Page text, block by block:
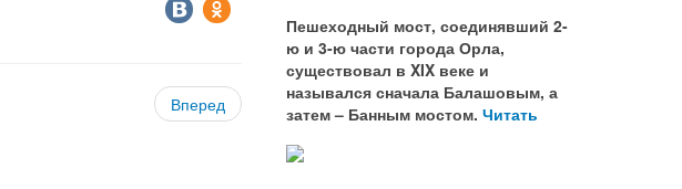
Вперед
Пешеходный мост, соединявший 2-
ю и 3-ю части города Орла,
существовал в XIX веке и
назывался сначала Балашовым, а
затем – Банным мостом. Читать